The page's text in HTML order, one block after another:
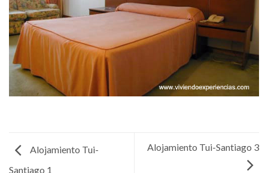
Alojamiento Tui-
Santiago 1
Alojamiento Tui-Santiago 3